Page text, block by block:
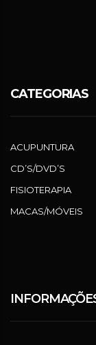
CATEGORIAS
ACUPUNTURA
CD’S/DVD’S
FISIOTERAPIA
MACAS/MÓVEIS